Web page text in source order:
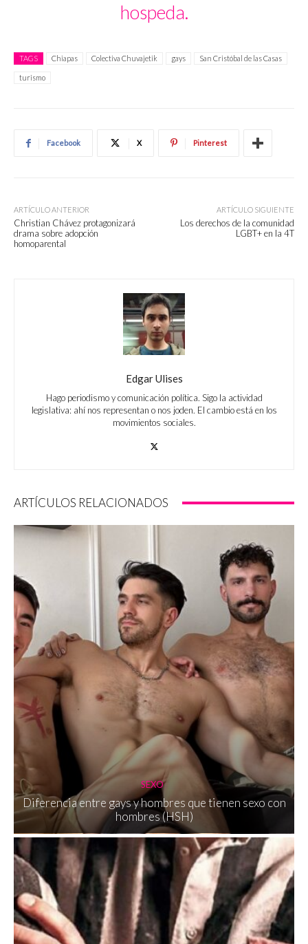
hospeda.
TAGS Chiapas Colectiva Chuvajetik gays San Cristóbal de las Casas
turismo
Facebook X Pinterest
ARTÍCULO ANTERIOR
Christian Chávez protagonizará
drama sobre adopción
homoparental
ARTÍCULO SIGUIENTE
Los derechos de la comunidad
LGBT+ en la 4T
Edgar Ulises
Hago periodismo y comunicación política. Sigo la actividad
legislativa: ahí nos representan o nos joden. El cambio está en los
movimientos sociales.
ARTÍCULOS RELACIONADOS
SEXO
Diferencia entre gays y hombres que tienen sexo con
hombres (HSH)